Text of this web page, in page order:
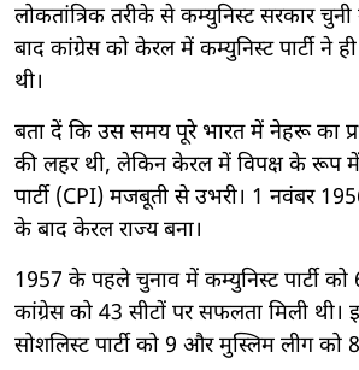
लोकतांत्रिक तरीके से कम्युनिस्ट सरकार
बाद कांग्रेस को केरल में कम्युनिस्ट पार्टी ने
थी।
बता दें कि उस समय पूरे भारत में नेहरू का
की लहर थी, लेकिन केरल में विपक्ष के रूप में
पार्टी (CPI) मजबूती से उभरी। 1 नवंबर
के बाद केरल राज्य बना।
1957 के पहले चुनाव में कम्युनिस्ट पार्टी
कांग्रेस को 43 सीटों पर सफलता मिली थी।
सोशलिस्ट पार्टी को 9 और मुस्लिम लीग को